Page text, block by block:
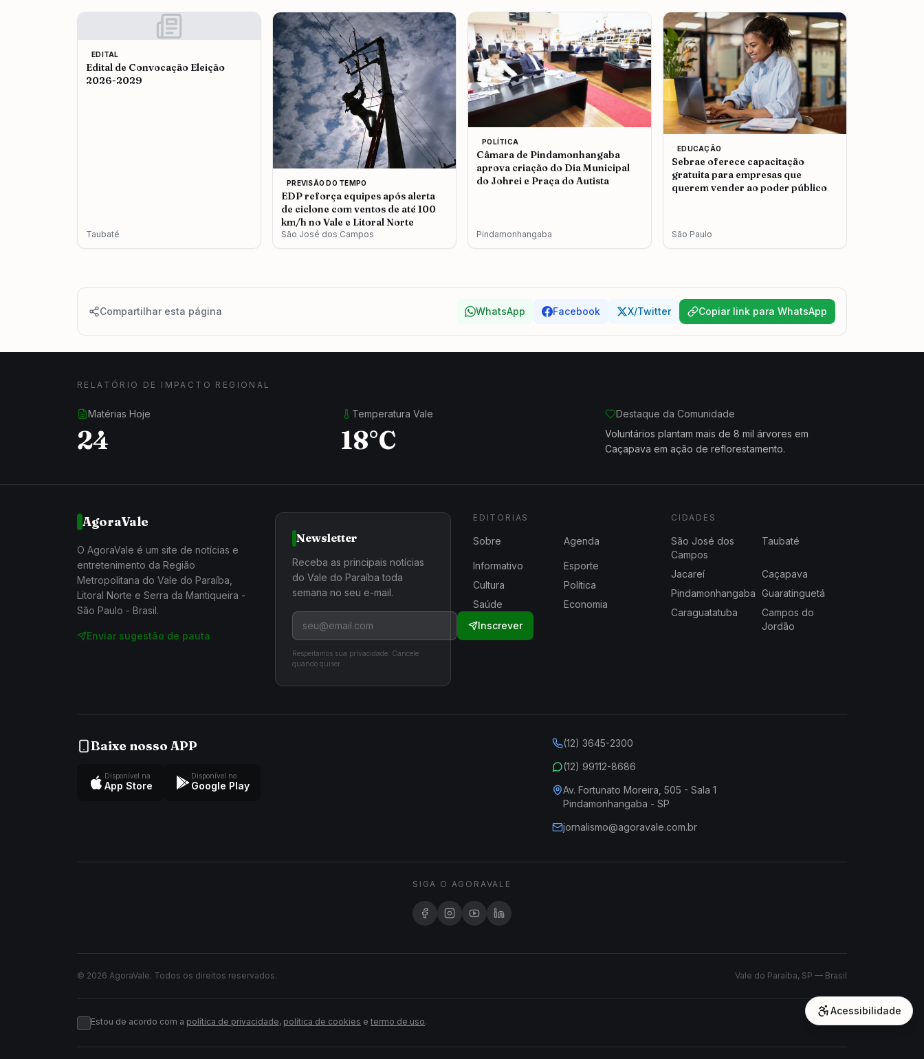
EDITAL
Edital de Convocação Eleição
2026-2029
Taubaté
PREVISÃO DO TEMPO
EDP reforça equipes após alerta
de ciclone com ventos de até 100
km/h no Vale e Litoral Norte
São José dos Campos
POLÍTICA
Câmara de Pindamonhangaba
aprova criação do Dia Municipal
do Johrei e Praça do Autista
Pindamonhangaba
EDUCAÇÃO
Sebrae oferece capacitação
gratuita para empresas que
querem vender ao poder público
São Paulo
Compartilhar esta página WhatsApp Facebook X/Twitter Copiar link para WhatsApp
RELATÓRIO DE IMPACTO REGIONAL
Matérias Hoje
24
Temperatura Vale
18°C
Destaque da Comunidade
Voluntários plantam mais de 8 mil árvores em
Caçapava em ação de reflorestamento.
AgoraVale
O AgoraVale é um site de notícias e
entretenimento da Região
Metropolitana do Vale do Paraíba,
Litoral Norte e Serra da Mantiqueira -
São Paulo - Brasil.
Enviar sugestão de pauta
Newsletter
Receba as principais notícias
do Vale do Paraíba toda
semana no seu e-mail.
Inscrever
Respeitamos sua privacidade. Cancele
quando quiser.
EDITORIAS
Sobre Agenda
Informativo
Esporte
Cultura
Política
Saúde
Economia
CIDADES
São José dos
Campos
Taubaté
Jacareí
Caçapava
Pindamonhangaba Guaratinguetá
Caraguatatuba
Campos do
Jordão
Baixe nosso APP
Disponível na
App Store
Disponível no
Google Play
(12) 3645-2300
(12) 99112-8686
Av. Fortunato Moreira, 505 - Sala 1
Pindamonhangaba - SP
jornalismo@agoravale.com.br
SIGA O AGORAVALE
© 2026 AgoraVale. Todos os direitos reservados. Vale do Paraíba, SP — Brasil
Estou de acordo com a política de privacidade, política de cookies e termo de uso.
Acessibilidade